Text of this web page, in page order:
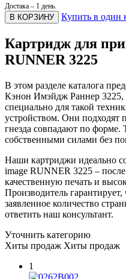
Достака – 1 день.
В КОРЗИНУ Купить в один
Картридж для
RUNNER 3225
В этом разделе каталога
Кэнон Имэйдж Раннер 3225,
специально для такой
устройством. Они подходят
гнезда совпадают по
собственными силами без
Наши картриджи идеально
image RUNNER 3225 –
качественную печать и
Производитель
заявленное количество
ответить наш консультант.
Уточнить категорию
Хиты продаж Хиты продаж
1